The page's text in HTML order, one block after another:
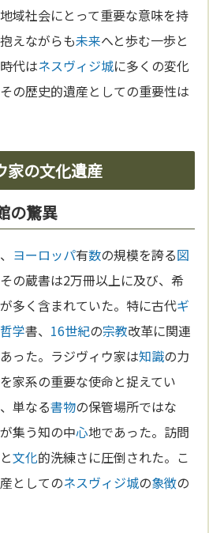
域社会にとって重要な意味を持
えながらも未来へと歩む一歩と
代はネスヴィジ城に多くの変化
の歴史的遺産としての重要性は
家の文化遺産
の驚異
ヨーロッパ有数の規模を誇る図
の蔵書は2万冊以上に及び、希
多く含まれていた。特に古代ギ
哲学書、 16世紀の宗教改革に関連
った。ラジヴィウ家は知識の力
家系の重要な使命と捉えてい
単なる書物の保管場所ではな
集う知の中心地であった。訪問
文化的洗練さに圧倒された。こ
としてのネスヴィジ城の象徴の